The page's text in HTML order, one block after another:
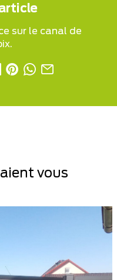
sur le canal de
vous